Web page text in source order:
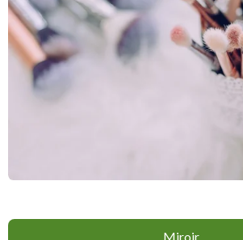
Miroir